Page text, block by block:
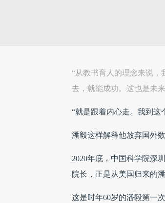
“从教书育人的理念来说，
去，就能成功。这也是未
“就是跟着内心走。我到这
潘毅这样解释他放弃国外
2020年底，中国科学院深
院长，正是从美国归来的潘
这是时年60岁的潘毅第一